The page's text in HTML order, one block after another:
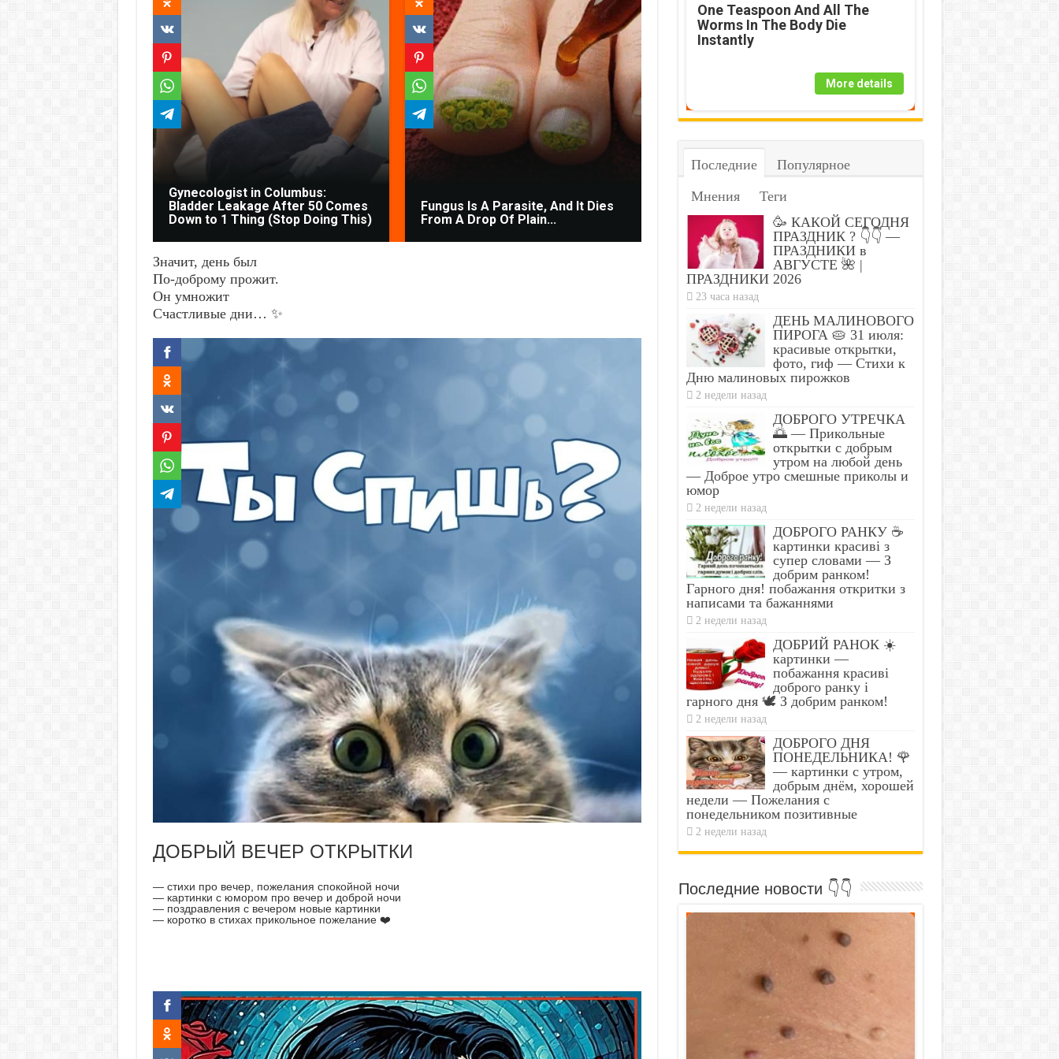
Gynecologist in Columbus:
Bladder Leakage After 50 Comes
Down to 1 Thing (Stop Doing This)
Fungus Is A Parasite, And It Dies
From A Drop Of Plain...
This Simple Trick Removes All
Parasites From Your Body!
Значит, день был
По-доброму прожит.
Он умножит
Счастливые дни… ✨
ДОБРЫЙ ВЕЧЕР ОТКРЫТКИ
— стихи про вечер, пожелания спокойной ночи
— картинки с юмором про вечер и доброй ночи
— поздравления с вечером новые картинки
— коротко в стихах прикольное пожелание ❤️
One Teaspoon And All The
Worms In The Body Die
Instantly
More details
Последние
Популярное
Мнения
Теги
🥳 КАКОЙ СЕГОДНЯ
ПРАЗДНИК ? 👇👇 —
ПРАЗДНИКИ в
АВГУСТЕ 🌺 |
ПРАЗДНИКИ 2026
23 часа назад
ДЕНЬ МАЛИНОВОГО
ПИРОГА 🥧 31 июля:
красивые открытки,
фото, гиф — Стихи к
Дню малиновых пирожков
2 недели назад
ДОБРОГО УТРЕЧКА
🌅 — Прикольные
открытки с добрым
утром на любой день
— Доброе утро смешные приколы и
юмор
2 недели назад
ДОБРОГО РАНКУ ☕
картинки красиві з
супер словами — З
добрим ранком!
Гарного дня! побажання откритки з
написами та бажаннями
2 недели назад
ДОБРИЙ РАНОК ☀️
картинки —
побажання красиві
доброго ранку і
гарного дня 🕊️ З добрим ранком!
2 недели назад
ДОБРОГО ДНЯ
ПОНЕДЕЛЬНИКА! 🌹
— картинки с утром,
добрым днём, хорошей
недели — Пожелания с
понедельником позитивные
2 недели назад
Последние новости 👇👇